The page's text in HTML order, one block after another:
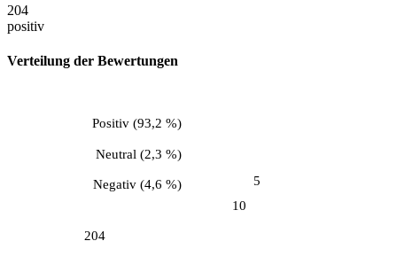
204
positiv
Verteilung der Bewertungen
10
Negativ(4,6 %) 5
Neutral (2,3 %)
204
Positiv(93,2 %)